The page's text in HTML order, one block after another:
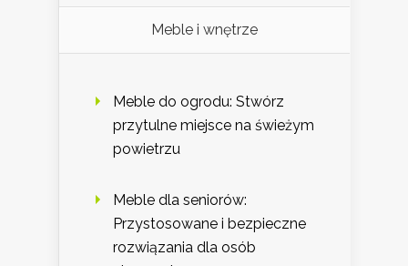
Meble i wnętrze
Meble do ogrodu: Stwórz
przytulne miejsce na świeżym
powietrzu
Meble dla seniorów:
Przystosowane i bezpieczne
rozwiązania dla osób